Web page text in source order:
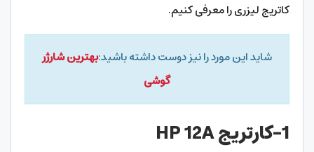
کاتریج لیزری را معرفی کنیم.
شاید این مورد را نیز دوست داشته باشید:بهترین شارژر
گوشی
1-کارتریج HP 12A